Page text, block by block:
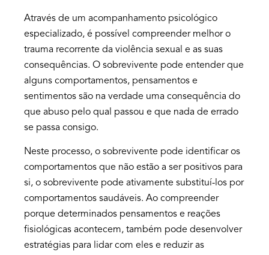
Através de um acompanhamento psicológico
especializado, é possível compreender melhor o
trauma recorrente da violência sexual e as suas
consequências. O sobrevivente pode entender que
alguns comportamentos, pensamentos e
sentimentos são na verdade uma consequência do
que abuso pelo qual passou e que nada de errado
se passa consigo.
Neste processo, o sobrevivente pode identificar os
comportamentos que não estão a ser positivos para
si, o sobrevivente pode ativamente substituí-los por
comportamentos saudáveis. Ao compreender
porque determinados pensamentos e reações
fisiológicas acontecem, também pode desenvolver
estratégias para lidar com eles e reduzir as